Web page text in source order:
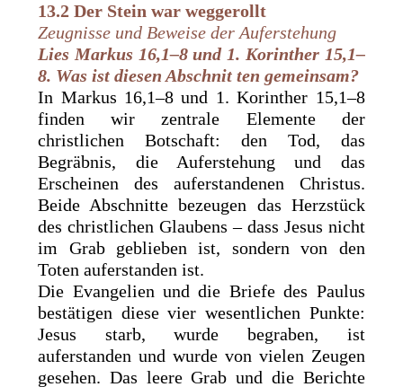
13.2 Der Stein war weggerollt
Zeugnisse und Beweise der Auferstehung
Lies Markus 16,1–8 und 1. Korinther 15,1–
8. Was ist diesen Abschnit ten gemeinsam?
In Markus 16,1–8 und 1. Korinther 15,1–8
finden wir zentrale Elemente der
christlichen Botschaft: den Tod, das
Begräbnis, die Auferstehung und das
Erscheinen des auferstandenen Christus.
Beide Abschnitte bezeugen das Herzstück
des christlichen Glaubens – dass Jesus nicht
im Grab geblieben ist, sondern von den
Toten auferstanden ist.
Die Evangelien und die Briefe des Paulus
bestätigen diese vier wesentlichen Punkte:
Jesus starb, wurde begraben, ist
auferstanden und wurde von vielen Zeugen
gesehen. Das leere Grab und die Berichte